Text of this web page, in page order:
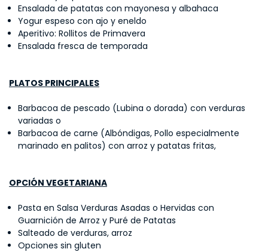
Ensalada de patatas con mayonesa y albahaca
Yogur espeso con ajo y eneldo
Aperitivo: Rollitos de Primavera
Ensalada fresca de temporada
PLATOS PRINCIPALES
Barbacoa de pescado (Lubina o dorada) con verduras
variadas o
Barbacoa de carne (Albóndigas, Pollo especialmente
marinado en palitos) con arroz y patatas fritas,
OPCIÓN VEGETARIANA
Pasta en Salsa Verduras Asadas o Hervidas con
Guarnición de Arroz y Puré de Patatas
Salteado de verduras, arroz
Opciones sin gluten